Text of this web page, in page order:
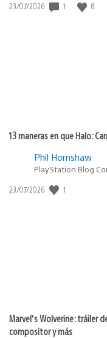
Fecha
23/07/2026 1 8
13 maneras en que Halo:
Phil Hornshaw
PlayStation Blog
Fecha
23/07/2026 1
Marvel’s Wolverine: tráiler
compositor y más